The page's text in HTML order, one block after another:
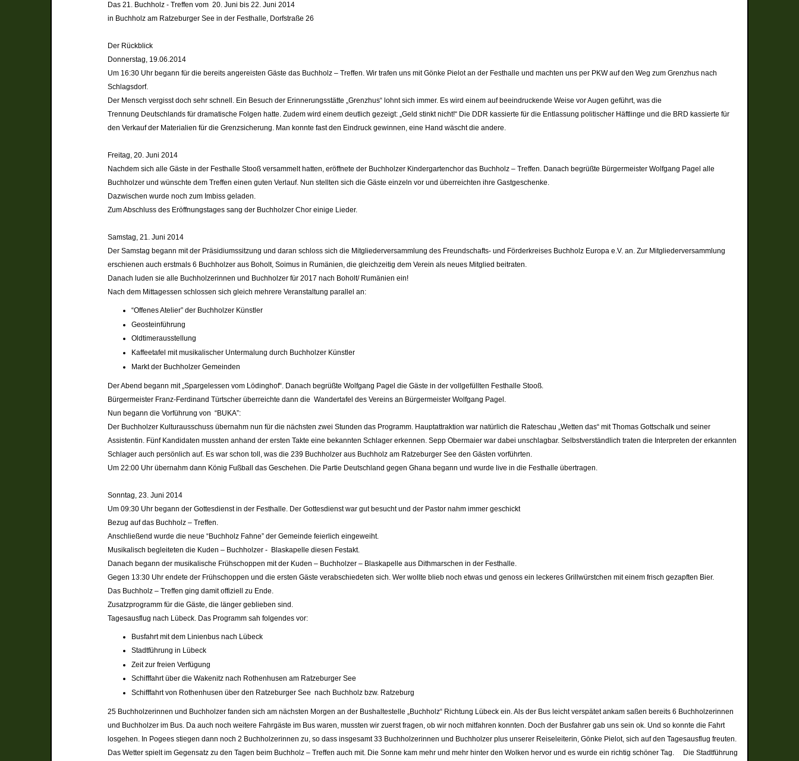
Das 21. Buchholz - Treffen vom 20. Juni bis 22. Juni 2014
in Buchholz am Ratzeburger See in der Festhalle, Dorfstraße 26
Der Rückblick
Donnerstag, 19.06.2014
Um 16:30 Uhr begann für die bereits angereisten Gäste das Buchholz – Treffen. Wir trafen uns mit Gönke Pielot an der Festhalle und machten uns per PKW auf den Weg zum Grenzhus nach
Schlagsdorf.
Der Mensch vergisst doch sehr schnell. Ein Besuch der Erinnerungsstätte „Grenzhus“ lohnt sich immer. Es wird einem auf beeindruckende Weise vor Augen geführt, was die
Trennung Deutschlands für dramatische Folgen hatte. Zudem wird einem deutlich gezeigt: „Geld stinkt nicht!“ Die DDR kassierte für die Entlassung politischer Häftlinge und die BRD kassierte für
den Verkauf der Materialien für die Grenzsicherung. Man konnte fast den Eindruck gewinnen, eine Hand wäscht die andere.
Freitag, 20. Juni 2014
Nachdem sich alle Gäste in der Festhalle Stooß versammelt hatten, eröffnete der Buchholzer Kindergartenchor das Buchholz – Treffen. Danach begrüßte Bürgermeister Wolfgang Pagel alle
Buchholzer und wünschte dem Treffen einen guten Verlauf. Nun stellten sich die Gäste einzeln vor und überreichten ihre Gastgeschenke.
Dazwischen wurde noch zum Imbiss geladen.
Zum Abschluss des Eröffnungstages sang der Buchholzer Chor einige Lieder.
Samstag, 21. Juni 2014
Der Samstag begann mit der Präsidiumssitzung und daran schloss sich die Mitgliederversammlung des Freundschafts- und Förderkreises Buchholz Europa e.V. an. Zur Mitgliederversammlung
erschienen auch erstmals 6 Buchholzer aus Boholt, Soimus in Rumänien, die gleichzeitig dem Verein als neues Mitglied beitraten.
Danach luden sie alle Buchholzerinnen und Buchholzer für 2017 nach Boholt/ Rumänien ein!
Nach dem Mittagessen schlossen sich gleich mehrere Veranstaltung parallel an:
“Offenes Atelier” der Buchholzer Künstler
Geosteinführung
Oldtimerausstellung
Kaffeetafel mit musikalischer Untermalung durch Buchholzer Künstler
Markt der Buchholzer Gemeinden
Der Abend begann mit „Spargelessen vom Lödinghof“. Danach begrüßte Wolfgang Pagel die Gäste in der vollgefüllten Festhalle Stooß.
Bürgermeister Franz-Ferdinand Türtscher überreichte dann die Wandertafel des Vereins an Bürgermeister Wolfgang Pagel.
Nun begann die Vorführung von “BUKA”:
Der Buchholzer Kulturausschuss übernahm nun für die nächsten zwei Stunden das Programm. Hauptattraktion war natürlich die Rateschau „Wetten das“ mit Thomas Gottschalk und seiner
Assistentin. Fünf Kandidaten mussten anhand der ersten Takte eine bekannten Schlager erkennen. Sepp Obermaier war dabei unschlagbar. Selbstverständlich traten die Interpreten der erkannten
Schlager auch persönlich auf. Es war schon toll, was die 239 Buchholzer aus Buchholz am Ratzeburger See den Gästen vorführten.
Um 22:00 Uhr übernahm dann König Fußball das Geschehen. Die Partie Deutschland gegen Ghana begann und wurde live in die Festhalle übertragen.
Sonntag, 23. Juni 2014
Um 09:30 Uhr begann der Gottesdienst in der Festhalle. Der Gottesdienst war gut besucht und der Pastor nahm immer geschickt
Bezug auf das Buchholz – Treffen.
Anschließend wurde die neue “Buchholz Fahne” der Gemeinde feierlich eingeweiht.
Musikalisch begleiteten die Kuden – Buchholzer - Blaskapelle diesen Festakt.
Danach begann der musikalische Frühschoppen mit der Kuden – Buchholzer – Blaskapelle aus Dithmarschen in der Festhalle.
Gegen 13:30 Uhr endete der Frühschoppen und die ersten Gäste verabschiedeten sich. Wer wollte blieb noch etwas und genoss ein leckeres Grillwürstchen mit einem frisch gezapften Bier.
Das Buchholz – Treffen ging damit offiziell zu Ende.
Zusatzprogramm für die Gäste, die länger geblieben sind.
Tagesausflug nach Lübeck. Das Programm sah folgendes vor:
Busfahrt mit dem Linienbus nach Lübeck
Stadtführung in Lübeck
Zeit zur freien Verfügung
Schifffahrt über die Wakenitz nach Rothenhusen am Ratzeburger See
Schifffahrt von Rothenhusen über den Ratzeburger See nach Buchholz bzw. Ratzeburg
25 Buchholzerinnen und Buchholzer fanden sich am nächsten Morgen an der Bushaltestelle „Buchholz“ Richtung Lübeck ein. Als der Bus leicht verspätet ankam saßen bereits 6 Buchholzerinnen
und Buchholzer im Bus. Da auch noch weitere Fahrgäste im Bus waren, mussten wir zuerst fragen, ob wir noch mitfahren konnten. Doch der Busfahrer gab uns sein ok. Und so konnte die Fahrt
losgehen. In Pogees stiegen dann noch 2 Buchholzerinnen zu, so dass insgesamt 33 Buchholzerinnen und Buchholzer plus unserer Reiseleiterin, Gönke Pielot, sich auf den Tagesausflug freuten.
Das Wetter spielt im Gegensatz zu den Tagen beim Buchholz – Treffen auch mit. Die Sonne kam mehr und mehr hinter den Wolken hervor und es wurde ein richtig schöner Tag. Die Stadtführung